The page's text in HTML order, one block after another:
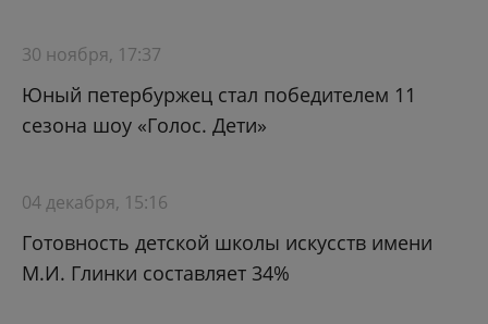
30 ноября, 17:37
Юный петербуржец стал победителем 11
сезона шоу «Голос. Дети»
04 декабря, 15:16
Готовность детской школы искусств имени
М.И. Глинки составляет 34%